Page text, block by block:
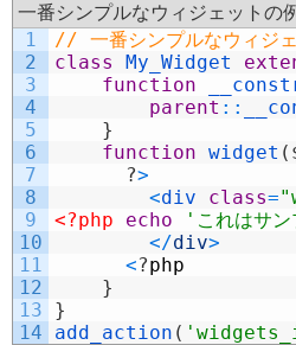
一番シンプルなウィジェットの
1
2
3
4
5
6
7
8
9
10
11
12
13
14
// 一番シンプルなウィジ
class
My_Widget
function
parent ::
}
function widget (
?>
<div class=
<?php
echo 'これはサ
</div>
<?php
}
}
add_action (